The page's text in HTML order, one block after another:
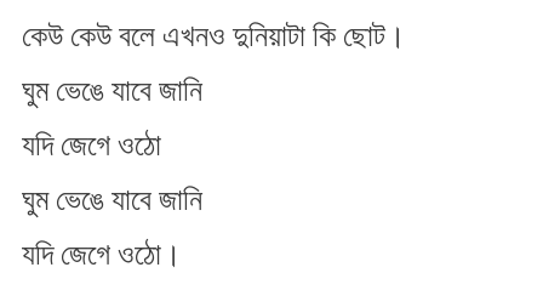
কেউ কেউ বলে এখনও দুনিয়াটা কি ছোট।
ঘুম ভেঙে যাবে জানি
যদি জেগে ওঠো
ঘুম ভেঙে যাবে জানি
যদি জেগে ওঠো।